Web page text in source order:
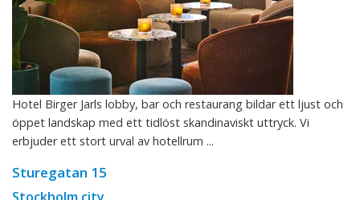
Hotel Birger Jarls lobby, bar och restaurang bildar ett ljust och
öppet landskap med ett tidlöst skandinaviskt uttryck. Vi
erbjuder ett stort urval av hotellrum ...
Sturegatan 15